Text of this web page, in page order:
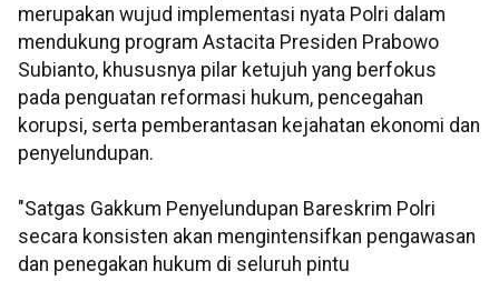
merupakan wujud implementasi nyata Polri dalam
mendukung program Astacita Presiden Prabowo
Subianto, khususnya pilar ketujuh yang berfokus
pada penguatan reformasi hukum, pencegahan
korupsi, serta pemberantasan kejahatan ekonomi dan
penyelundupan.
"Satgas Gakkum Penyelundupan Bareskrim Polri
secara konsisten akan mengintensifkan pengawasan
dan penegakan hukum di seluruh pintu